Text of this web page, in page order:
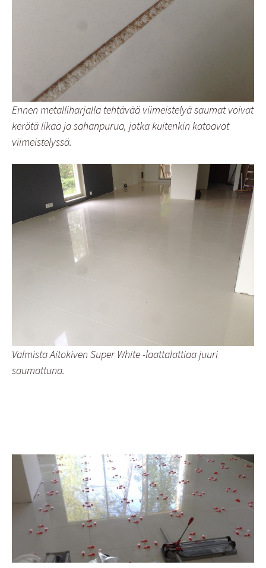
Ennen metalliharjalla tehtävää viimeistelyä saumat voivat
kerätä likaa ja sahanpurua, jotka kuitenkin katoavat
viimeistelyssä.
Valmista Aitokiven Super White -laattalattiaa juuri
saumattuna.